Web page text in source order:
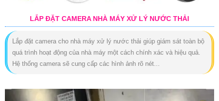
LẮP ĐẶT CAMERA NHÀ MÁY XỬ LÝ NƯỚC THẢI
Lắp đặt camera cho nhà máy xử lý nước thải giúp giám sát toàn bộ
quá trình hoạt động của nhà máy một cách chính xác và hiệu quả.
Hệ thống camera sẽ cung cấp các hình ảnh rõ nét...